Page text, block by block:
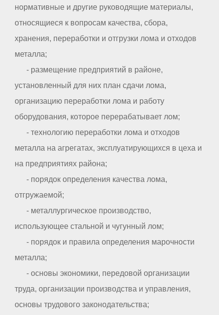
нормативные и другие руководящие материалы,
относящиеся к вопросам качества, сбора,
хранения, переработки и отгрузки лома и отходов
металла;
- размещение предприятий в районе,
установленный для них план сдачи лома,
организацию переработки лома и работу
оборудования, которое перерабатывает лом;
- технологию переработки лома и отходов
металла на агрегатах, эксплуатирующихся в цеха и
на предприятиях района;
- порядок определения качества лома,
отгружаемой;
- металлургическое производство,
использующее стальной и чугунный лом;
- порядок и правила определения марочности
металла;
- основы экономики, передовой организации
труда, организации производства и управления,
основы трудового законодательства;